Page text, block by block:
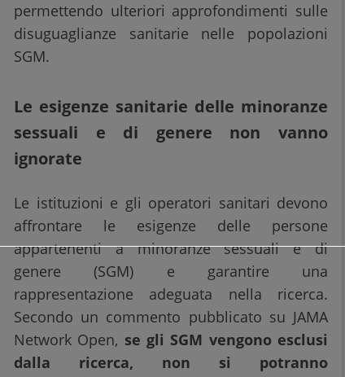
permettendo ulteriori approfondimenti sulle
disuguaglianze sanitarie nelle popolazioni
SGM.
Le esigenze sanitarie delle minoranze
sessuali e di genere non vanno
ignorate
Le istituzioni e gli operatori sanitari devono
affrontare le esigenze delle persone
appartenenti a minoranze sessuali e di
genere (SGM) e garantire una
rappresentazione adeguata nella ricerca.
Secondo un commento pubblicato su JAMA
Network Open, se gli SGM vengono esclusi
dalla ricerca, non si potranno